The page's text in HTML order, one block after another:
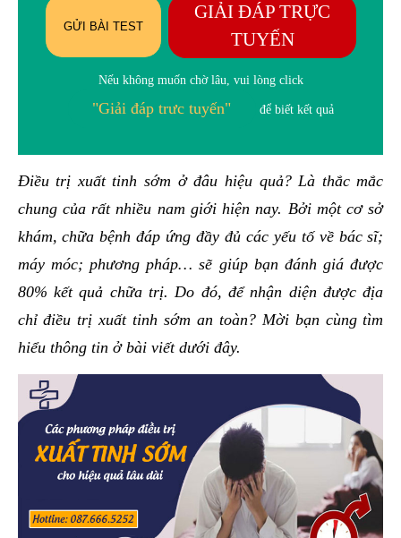
GỬI BÀI TEST
GIẢI ĐÁP TRỰC
TUYẾN
Nếu không muốn chờ lâu, vui lòng click
"Giải đáp trưc tuyến" để biết kết quả
Điều trị xuất tinh sớm ở đâu hiệu quả? Là thắc mắc
chung của rất nhiều nam giới hiện nay. Bởi một cơ sở
khám, chữa bệnh đáp ứng đầy đủ các yếu tố về bác sĩ;
máy móc; phương pháp… sẽ giúp bạn đánh giá được
80% kết quả chữa trị. Do đó, để nhận diện được địa
chỉ điều trị xuất tinh sớm an toàn? Mời bạn cùng tìm
hiểu thông tin ở bài viết dưới đây.